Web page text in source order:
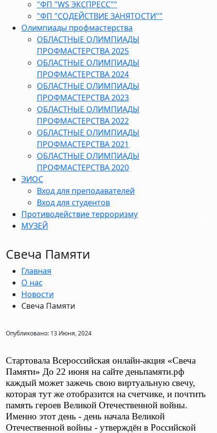
"ФП "WS ЭКСПРЕСС""
"ФП "СОДЕЙСТВИЕ ЗАНЯТОСТИ""
Олимпиады профмастерства
ОБЛАСТНЫЕ ОЛИМПИАДЫ
ПРОФМАСТЕРСТВА 2025
ОБЛАСТНЫЕ ОЛИМПИАДЫ
ПРОФМАСТЕРСТВА 2024
ОБЛАСТНЫЕ ОЛИМПИАДЫ
ПРОФМАСТЕРСТВА 2023
ОБЛАСТНЫЕ ОЛИМПИАДЫ
ПРОФМАСТЕРСТВА 2022
ОБЛАСТНЫЕ ОЛИМПИАДЫ
ПРОФМАСТЕРСТВА 2021
ОБЛАСТНЫЕ ОЛИМПИАДЫ
ПРОФМАСТЕРСТВА 2020
ЭИОС
Вход для преподавателей
Вход для студентов
Противодействие терроризму
МУЗЕЙ
Свеча Памяти
Главная
О нас
Новости
Свеча Памяти
Опубликовано: 13 Июня, 2024
Стартовала Всероссийская онлайн-акция «Свеча
Памяти» До 22 июня на сайте деньпамяти.рф
каждый может зажечь свою виртуальную свечу,
которая тут же отобразится на счетчике, и почтить
память героев Великой Отечественной войны.
Именно этот день - день начала Великой
Отечественной войны - утверждён в Российской